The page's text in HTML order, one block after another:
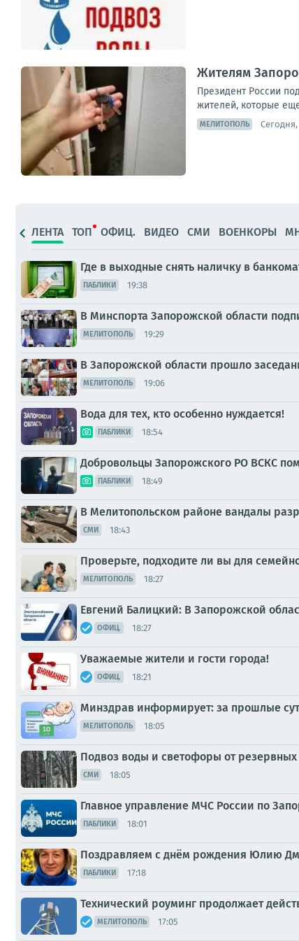
Жителям
Президент России
жителей, которые
МЕЛИТОПОЛЬ Сегодня,
ЛЕНТА ТОП ОФИЦ. ВИДЕО СМИ ВОЕНКОРЫ
Где в выходные снять наличку в
ПАБЛИКИ 19:38
В Минспорта Запорожской области
МЕЛИТОПОЛЬ 19:29
В Запорожской области прошло
МЕЛИТОПОЛЬ 19:06
Вода для тех, кто особенно нуждается!
ПАБЛИКИ 18:54
Добровольцы Запорожского РО ВСКС
ПАБЛИКИ 18:49
В Мелитопольском районе вандалы
СМИ 18:43
Проверьте, подходите ли вы для
МЕЛИТОПОЛЬ 18:27
Евгений Балицкий: В Запорожской
ОФИЦ. 18:27
Уважаемые жители и гости города!
ОФИЦ. 18:21
Минздрав информирует: за прошлые
МЕЛИТОПОЛЬ 18:05
Подвоз воды и светофоры от
СМИ 18:05
Главное управление МЧС России по
ПАБЛИКИ 18:01
Поздравляем с днём рождения Юлию
ПАБЛИКИ 17:18
Технический роуминг продолжает
МЕЛИТОПОЛЬ 17:05